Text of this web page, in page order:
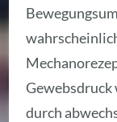
durch